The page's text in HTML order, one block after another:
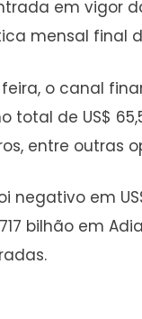
em vigor
mensal
o canal
total de US$
entre outras
em
bilhão em